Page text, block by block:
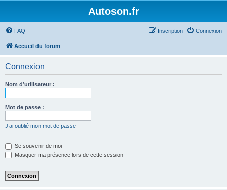
Autoson.fr
FAQ Connexion
Inscription
Accueil du forum
Connexion
Nom d’utilisateur :
Mot de passe :
J’ai oublié mon mot de passe
Se souvenir de moi
Masquer ma présence lors de cette session